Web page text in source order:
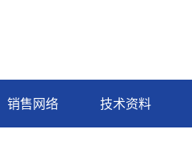
销售网络 技术资料